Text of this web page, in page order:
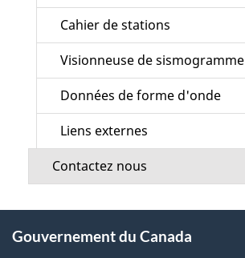
Cahier de stations
Visionneuse de sismogramme
Données de forme d'onde
Liens externes
Contactez nous
propos
Gouvernement du Canada